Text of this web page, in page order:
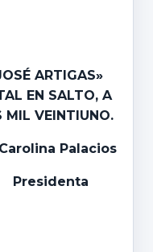
ARTIGAS»
EN SALTO, A
MIL VEINTIUNO.
Palacios
Presidenta